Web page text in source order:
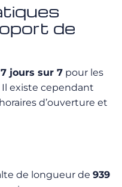
de
7 jours sur 7 pour les
Il existe cependant
d’ouverture et
de longueur de 939